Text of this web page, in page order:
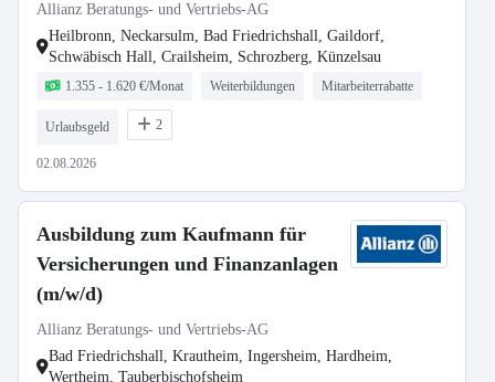
Allianz Beratungs- und Vertriebs-AG
Heilbronn, Neckarsulm, Bad Friedrichshall, Gaildorf,
Schwäbisch Hall, Crailsheim, Schrozberg, Künzelsau
1.355 - 1.620 €/Monat Weiterbildungen Mitarbeiterrabatte
Urlaubsgeld 2
02.08.2026
Ausbildung zum Kaufmann für
Versicherungen und Finanzanlagen
(m/w/d)
Allianz Beratungs- und Vertriebs-AG
Bad Friedrichshall, Krautheim, Ingersheim, Hardheim,
Wertheim, Tauberbischofsheim